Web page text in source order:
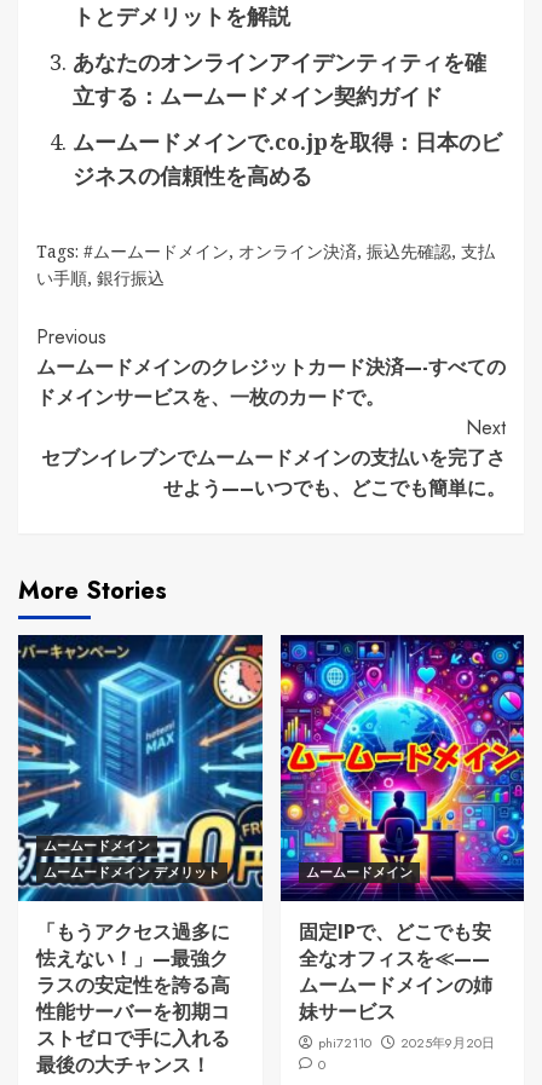
トとデメリットを解説
あなたのオンラインアイデンティティを確
立する：ムームードメイン契約ガイド
ムームードメインで.co.jpを取得：日本のビ
ジネスの信頼性を高める
Tags: #ムームードメイン, オンライン決済, 振込先確認, 支払
い手順, 銀行振込
Continue
Reading
Previous
ムームードメインのクレジットカード決済—-すべての
ドメインサービスを、一枚のカードで。
Next
セブンイレブンでムームードメインの支払いを完了さ
せよう—–いつでも、どこでも簡単に。
More Stories
ムームードメイン
ムームードメイン デメリット
「もうアクセス過多に
怯えない！」—最強ク
ラスの安定性を誇る高
性能サーバーを初期コ
ストゼロで手に入れる
最後の大チャンス！
ムームードメイン
固定IPで、どこでも安
全なオフィスを≪——
ムームードメインの姉
妹サービス
phi72110
2025年9月20日
0